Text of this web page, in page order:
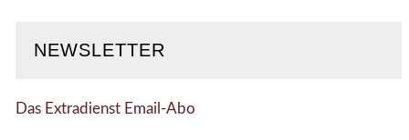
NEWSLETTER
Das Extradienst Email-Abo